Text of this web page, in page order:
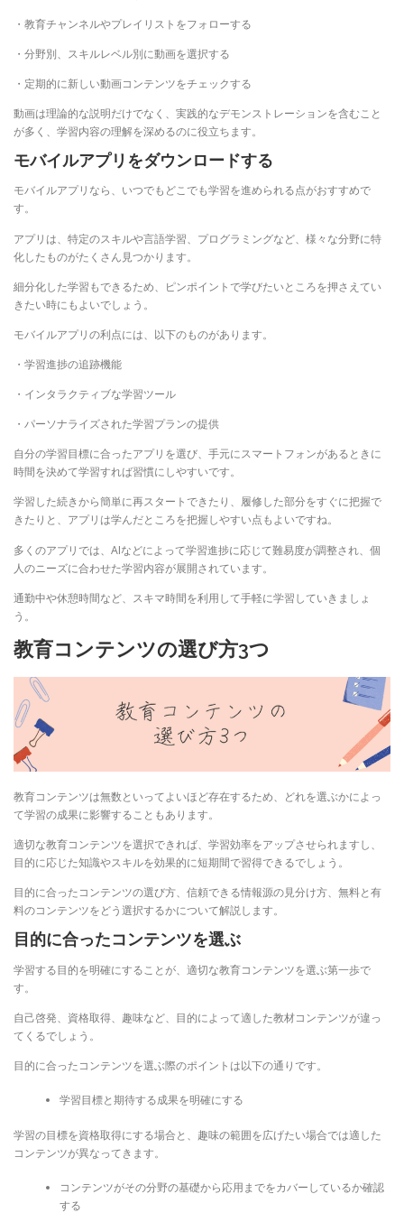
・教育チャンネルやプレイリストをフォローする
・分野別、スキルレベル別に動画を選択する
・定期的に新しい動画コンテンツをチェックする
動画は理論的な説明だけでなく、実践的なデモンストレーションを含むこと
が多く、学習内容の理解を深めるのに役立ちます。
モバイルアプリをダウンロードする
モバイルアプリなら、いつでもどこでも学習を進められる点がおすすめで
す。
アプリは、特定のスキルや言語学習、プログラミングなど、様々な分野に特
化したものがたくさん見つかります。
細分化した学習もできるため、ピンポイントで学びたいところを押さえてい
きたい時にもよいでしょう。
モバイルアプリの利点には、以下のものがあります。
・学習進捗の追跡機能
・インタラクティブな学習ツール
・パーソナライズされた学習プランの提供
自分の学習目標に合ったアプリを選び、手元にスマートフォンがあるときに
時間を決めて学習すれば習慣にしやすいです。
学習した続きから簡単に再スタートできたり、履修した部分をすぐに把握で
きたりと、アプリは学んだところを把握しやすい点もよいですね。
多くのアプリでは、AIなどによって学習進捗に応じて難易度が調整され、個
人のニーズに合わせた学習内容が展開されています。
通勤中や休憩時間など、スキマ時間を利用して手軽に学習していきましょ
う。
教育コンテンツの選び方3つ
教育コンテンツは無数といってよいほど存在するため、どれを選ぶかによっ
て学習の成果に影響することもあります。
適切な教育コンテンツを選択できれば、学習効率をアップさせられますし、
目的に応じた知識やスキルを効果的に短期間で習得できるでしょう。
目的に合ったコンテンツの選び方、信頼できる情報源の見分け方、無料と有
料のコンテンツをどう選択するかについて解説します。
目的に合ったコンテンツを選ぶ
学習する目的を明確にすることが、適切な教育コンテンツを選ぶ第一歩で
す。
自己啓発、資格取得、趣味など、目的によって適した教材コンテンツが違っ
てくるでしょう。
目的に合ったコンテンツを選ぶ際のポイントは以下の通りです。
学習目標と期待する成果を明確にする
学習の目標を資格取得にする場合と、趣味の範囲を広げたい場合では適した
コンテンツが異なってきます。
コンテンツがその分野の基礎から応用までをカバーしているか確認
する